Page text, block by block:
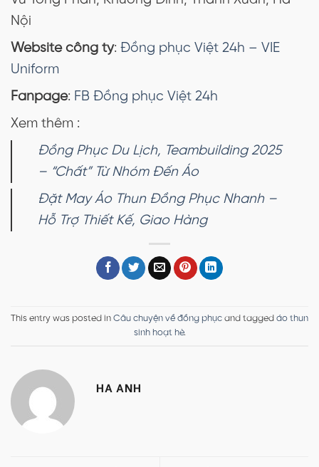
Nội
Website công ty: Đồng phục Việt 24h – VIE
Uniform
Fanpage: FB Đồng phục Việt 24h
Xem thêm :
Đồng Phục Du Lịch, Teambuilding 2025
– “Chất” Từ Nhóm Đến Áo
Đặt May Áo Thun Đồng Phục Nhanh –
Hỗ Trợ Thiết Kế, Giao Hàng
This entry was posted in Câu chuyện về đồng phục and tagged áo thun
sinh hoạt hè.
HA ANH